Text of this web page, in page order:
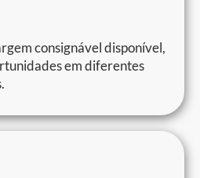
consignável disponível,
em diferentes